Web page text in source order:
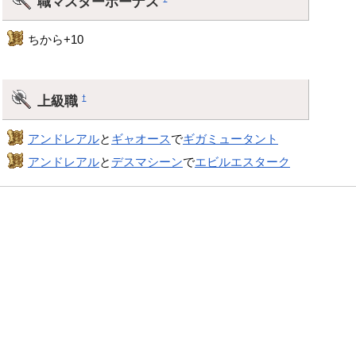
ちから+10
上級職†
アンドレアルと ギャオースでギガミュータント
アンドレアルと デスマシーンでエビルエスターク